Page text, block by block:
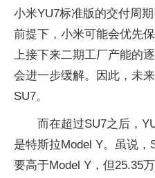
小米YU7标准版的交付周
前提下，小米可能会优先
上接下来二期工厂产能的
会进一步缓解。因此，未
SU7。
而在超过SU7之后，
是特斯拉Model Y。虽说，
要高于Model Y，但25.35